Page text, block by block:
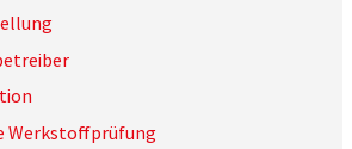
Werkstoffprüfung